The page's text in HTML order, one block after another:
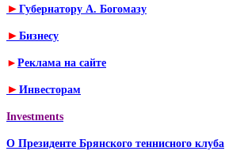
► Губернатору А. Богомазу
► Бизнесу
► Реклама на сайте
► Инвесторам
Investments
О Президенте Брянского теннисного клуба